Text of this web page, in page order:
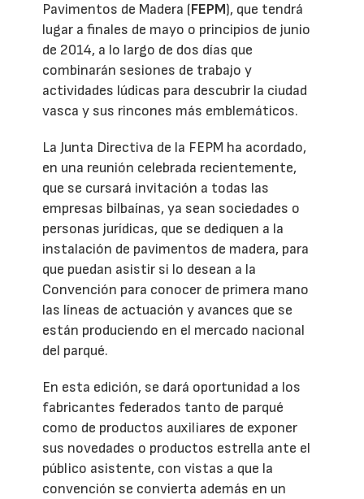
Pavimentos de Madera (FEPM), que tendrá
lugar a finales de mayo o principios de junio
de 2014, a lo largo de dos días que
combinarán sesiones de trabajo y
actividades lúdicas para descubrir la ciudad
vasca y sus rincones más emblemáticos.
La Junta Directiva de la FEPM ha acordado,
en una reunión celebrada recientemente,
que se cursará invitación a todas las
empresas bilbaínas, ya sean sociedades o
personas jurídicas, que se dediquen a la
instalación de pavimentos de madera, para
que puedan asistir si lo desean a la
Convención para conocer de primera mano
las líneas de actuación y avances que se
están produciendo en el mercado nacional
del parqué.
En esta edición, se dará oportunidad a los
fabricantes federados tanto de parqué
como de productos auxiliares de exponer
sus novedades o productos estrella ante el
público asistente, con vistas a que la
convención se convierta además en un